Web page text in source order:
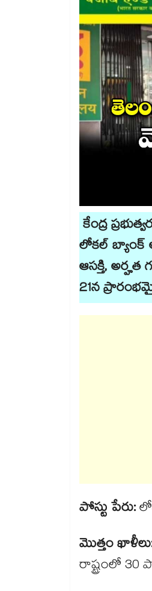
కేంద్ర
లోకల్ బ్యాంక్
ఆసక్తి, అర్హత
21న
పోస్టు పేరు:
మొత్తం
రాష్ట్రంలో 30